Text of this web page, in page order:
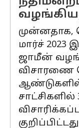
முன்னதாக,
மார்ச் 2023
ஜாமீன்
விசாரணை
ஆண்டுகளில்
சாட்சிகளில்